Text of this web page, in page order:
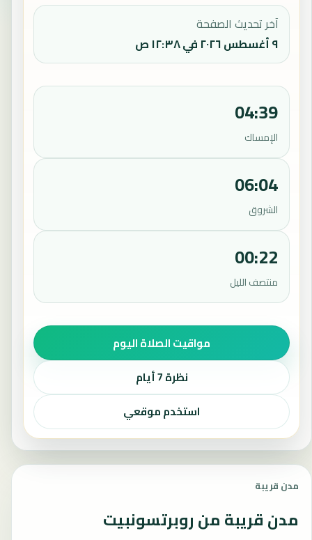
آخر تحديث الصفحة
٩ أغسطس ٢٠٢٦ في ١٢:٣٨ ص
04:39
الإمساك
06:04
الشروق
00:22
منتصف الليل
مواقيت الصلاة اليوم
نظرة 7 أيام
استخدم موقعي
مدن قريبة
مدن قريبة من روبرتسونبيت